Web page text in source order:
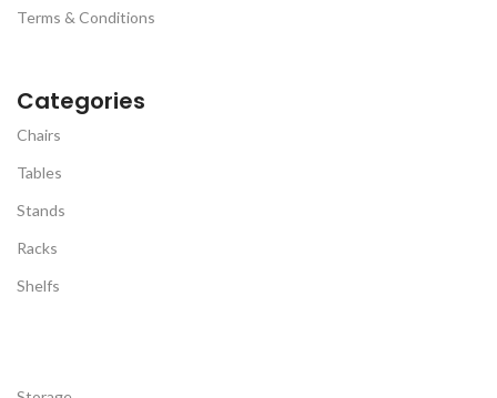
Terms & Conditions
Categories
Chairs
Tables
Stands
Racks
Shelfs